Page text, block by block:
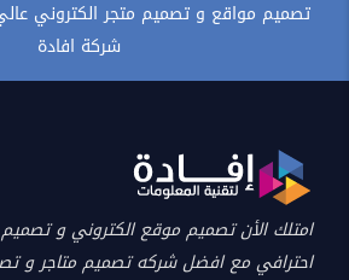
تصميم مواقع و تصميم متجر الكتروني
شركة افادة
امتلك الأن تصميم موقع الكتروني و
احترافي مع افضل شركه تصميم متاجر و